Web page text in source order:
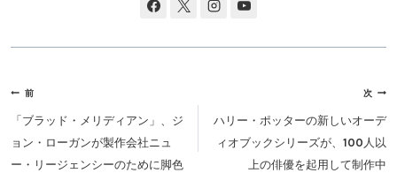
投
稿
ナ
ビ
前
「ブラッド・メリディアン」、ジ
ョン・ローガンが製作会社ニュ
ー・リージェンシーのために脚色
次
ハリー・ポッターの新しいオーデ
ィオブックシリーズが、100人以
上の俳優を起用して制作中